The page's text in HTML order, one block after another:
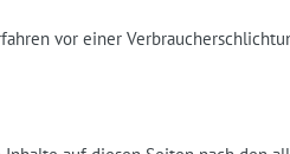
vor einer